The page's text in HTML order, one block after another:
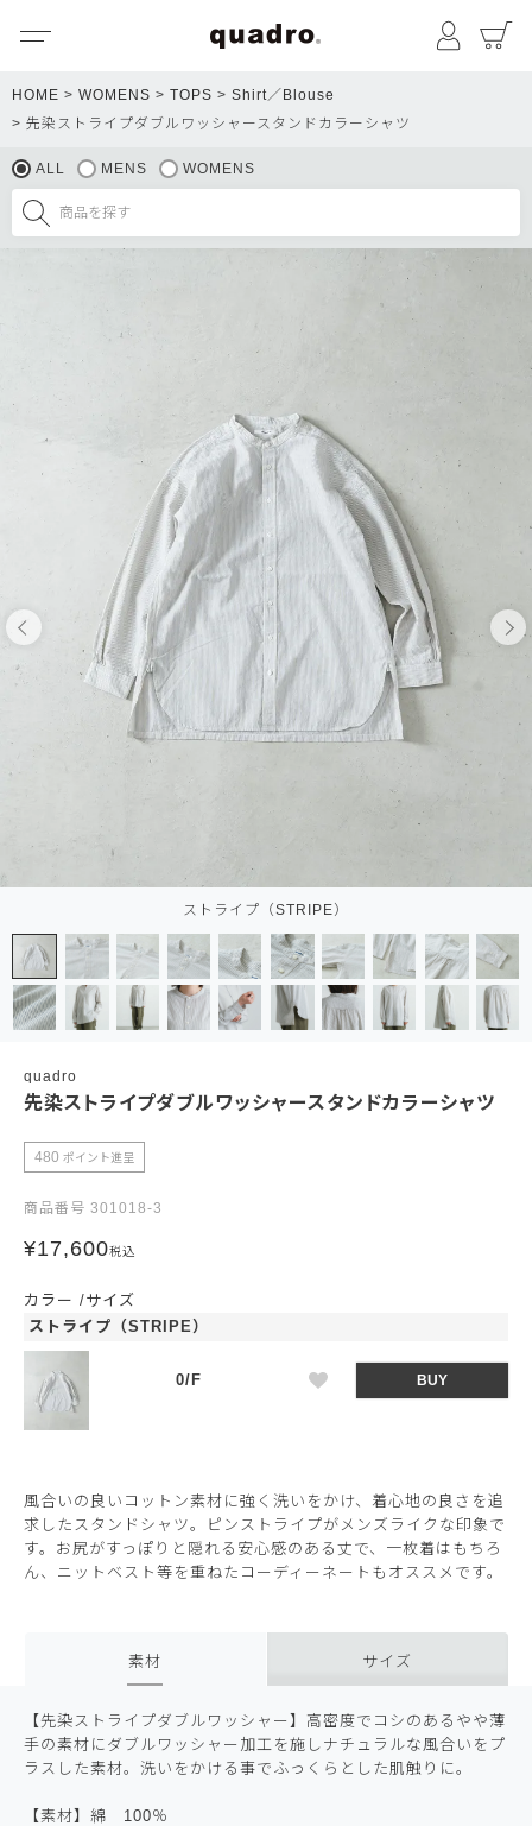
マイペ
HOME WOMENS TOPS
Shirt／Blouse
先染ストライプダブルワッシャースタンドカラーシャツ
ALL MENS WOMENS
ストライプ（STRIPE）
quadro
先染ストライプダブルワッシャースタンドカラーシャツ
480 ポイント進呈
商品番号 301018-3
¥17,600税込
カラー
サイズ
ストライプ（STRIPE）
0/F BUY
風合いの良いコットン素材に強く洗いをかけ、着心地の良さを追
求したスタンドシャツ。ピンストライプがメンズライクな印象で
す。お尻がすっぽりと隠れる安心感のある丈で、一枚着はもちろ
ん、ニットベスト等を重ねたコーディーネートもオススメです。
素材 サイズ
【先染ストライプダブルワッシャー】高密度でコシのあるやや薄
手の素材にダブルワッシャー加工を施しナチュラルな風合いをプ
ラスした素材。洗いをかける事でふっくらとした肌触りに。
【素材】綿 100％